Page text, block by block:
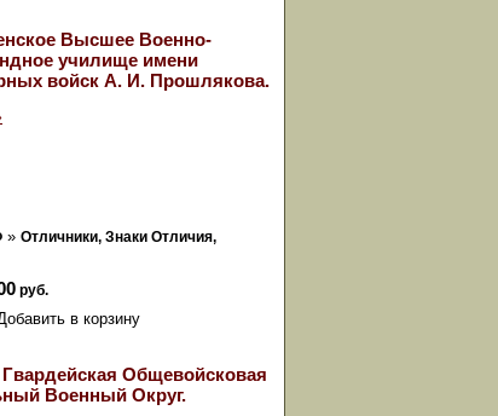
Высшее Военно-
училище имени
войск А. И. Прошлякова.
» Отличники, Знаки Отличия,
руб.
Общевойсковая
Военный Округ.